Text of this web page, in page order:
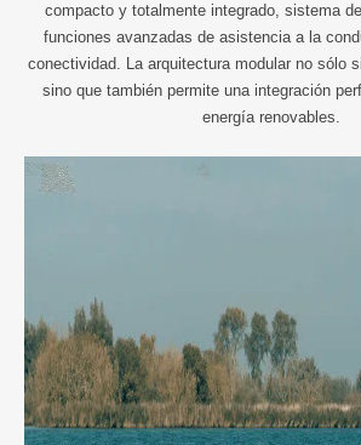
compacto y totalmente integrado, sistema
funciones avanzadas de asistencia a la
conectividad. La arquitectura modular no sólo
sino que también permite una integración
energía renovables.